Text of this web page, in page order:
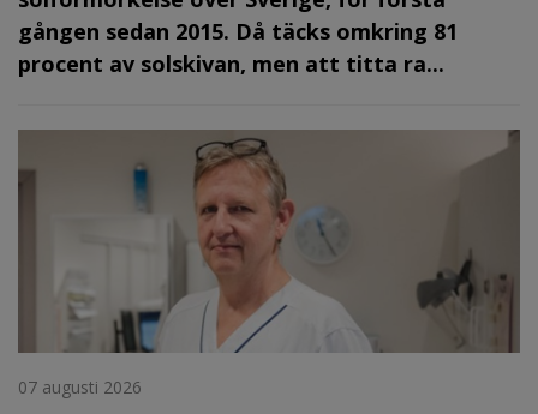
gången sedan 2015. Då täcks omkring 81
procent av solskivan, men att titta ra...
07 augusti 2026